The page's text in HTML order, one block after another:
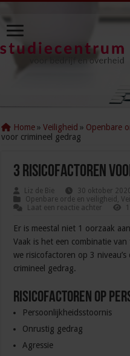
Home » Veiligheid » Openbare
voor crimineel gedrag
3 risicofactoren
Liz de Bie
30 oktober
Openbare orde en veiligheid ,
Laat een reactie achter
Er is meestal niet 1 oorzaak
Vaak is het een combinatie
we risicofactoren op 3
crimineel gedrag.
Risicofactoren op
Persoonlijkheidsstoornis
Onrustig gedrag
Agressie